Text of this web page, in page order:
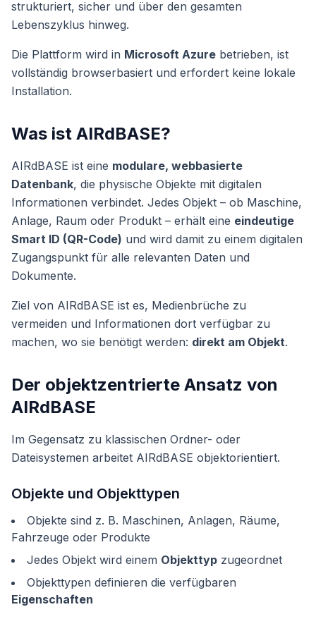
strukturiert, sicher und über den gesamten
Lebenszyklus hinweg.
Die Plattform wird in Microsoft Azure betrieben, ist
vollständig browserbasiert und erfordert keine lokale
Installation.
Was ist AIRdBASE?
AIRdBASE ist eine modulare, webbasierte
Datenbank, die physische Objekte mit digitalen
Informationen verbindet. Jedes Objekt – ob Maschine,
Anlage, Raum oder Produkt – erhält eine eindeutige
Smart ID (QR-Code) und wird damit zu einem digitalen
Zugangspunkt für alle relevanten Daten und
Dokumente.
Ziel von AIRdBASE ist es, Medienbrüche zu
vermeiden und Informationen dort verfügbar zu
machen, wo sie benötigt werden: direkt am Objekt.
Der objektzentrierte Ansatz von
AIRdBASE
Im Gegensatz zu klassischen Ordner- oder
Dateisystemen arbeitet AIRdBASE objektorientiert.
Objekte und Objekttypen
Objekte sind z. B. Maschinen, Anlagen, Räume,
Fahrzeuge oder Produkte
Jedes Objekt wird einem Objekttyp zugeordnet
Objekttypen definieren die verfügbaren
Eigenschaften